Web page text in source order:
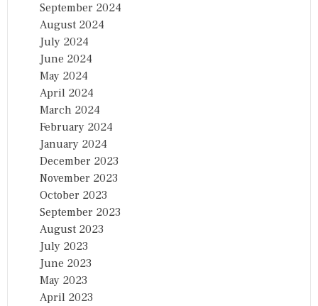
September 2024
August 2024
July 2024
June 2024
May 2024
April 2024
March 2024
February 2024
January 2024
December 2023
November 2023
October 2023
September 2023
August 2023
July 2023
June 2023
May 2023
April 2023